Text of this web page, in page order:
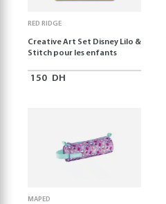
RED RIDGE
Creative Art Set Disney Lilo &
Stitch pour les enfants
150 DH
MAPED